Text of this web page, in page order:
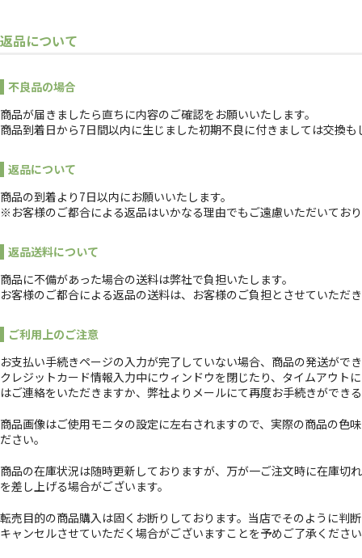
返品について
不良品の場合
商品が届きましたら直ちに内容のご確認をお願いいたします。
商品到着日から7日間以内に生じました初期不良に付きましては交換
返品について
商品の到着より7日以内にお願いいたします。
※お客様のご都合による返品はいかなる理由でもご遠慮いただいてお
返品送料について
商品に不備があった場合の送料は弊社で負担いたします。
お客様のご都合による返品の送料は、お客様のご負担とさせていただ
ご利用上のご注意
お支払い手続きページの入力が完了していない場合、商品の発送がで
クレジットカード情報入力中にウィンドウを閉じたり、タイムアウト
はご連絡をいただきますか、弊社よりメールにて再度お手続きができ
商品画像はご使用モニタの設定に左右されますので、実際の商品の色
ださい。
商品の在庫状況は随時更新しておりますが、万が一ご注文時に在庫切
を差し上げる場合がございます。
転売目的の商品購入は固くお断りしております。当店でそのように判
キャンセルさせていただく場合がございますことを予めご了承くださ